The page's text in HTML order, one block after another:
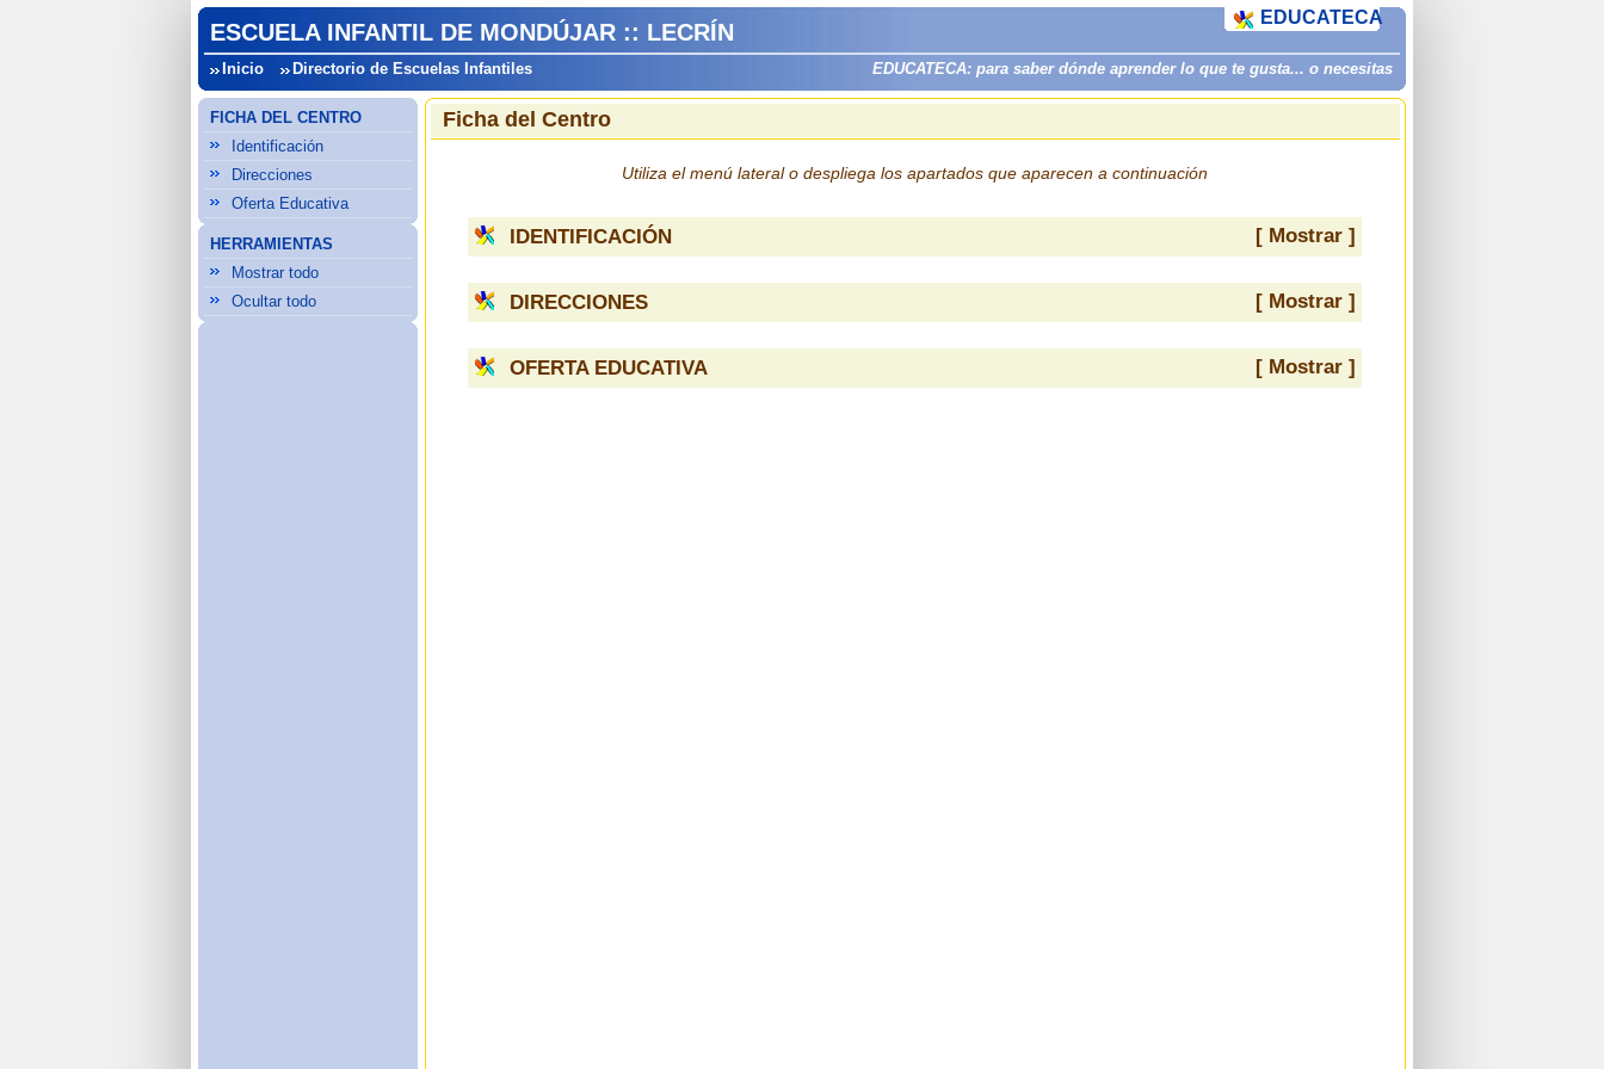
ESCUELA INFANTIL DE MONDÚJAR :: LECRÍN
Inicio Directorio de Escuelas Infantiles EDUCATECA: para saber dónde aprender lo que te gusta... o necesitas
EDUCATECA
FICHA DEL CENTRO
Identificación
Direcciones
Oferta Educativa
HERRAMIENTAS
Mostrar todo
Ocultar todo
Ficha del Centro
Utiliza el menú lateral o despliega los apartados que aparecen a continuación
IDENTIFICACIÓN [ Mostrar ]
DIRECCIONES [ Mostrar ]
OFERTA EDUCATIVA [ Mostrar ]